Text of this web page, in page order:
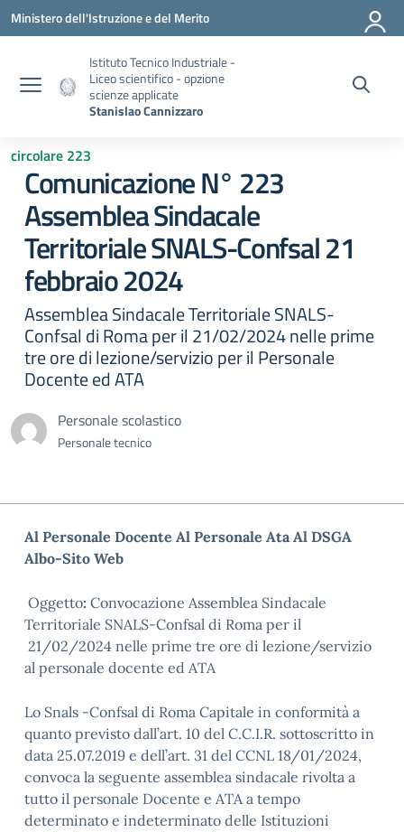
Vai ai contenuti
Vai al menu di navigazione
Vai al footer
Ministero dell'Istruzione e del Merito
Istituto Tecnico Industriale -
Liceo scientifico - opzione
scienze applicate
Stanislao Cannizzaro
circolare 223
Comunicazione N° 223
Assemblea Sindacale
Territoriale SNALS-Confsal 21
febbraio 2024
Assemblea Sindacale Territoriale SNALS-
Confsal di Roma per il 21/02/2024 nelle prime
tre ore di lezione/servizio per il Personale
Docente ed ATA
Personale scolastico
Personale tecnico
Al Personale Docente Al Personale AtaAl DSGA
Albo-Sito Web
Oggetto: Convocazione Assemblea Sindacale
Territoriale SNALS-Confsal di Roma per il
21/02/2024 nelle prime tre ore di lezione/servizio
al personale docente ed ATA
Lo Snals -Confsal di Roma Capitale in conformità a
quanto previsto dall’art. 10 del C.C.I.R. sottoscritto in
data 25.07.2019 e dell’art. 31 del CCNL 18/01/2024,
convoca la seguente assemblea sindacale rivolta a
tutto il personale Docente e ATA a tempo
determinato e indeterminato delle Istituzioni